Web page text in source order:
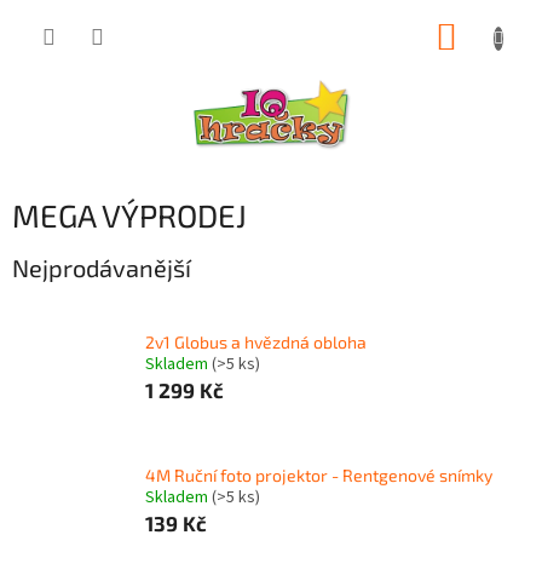
MEGA VÝPRODEJ
Nejprodávanější
2v1 Globus a hvězdná obloha
Skladem (>5 ks)
1 299 Kč
4M Ruční foto projektor - Rentgenové snímky
Skladem (>5 ks)
139 Kč